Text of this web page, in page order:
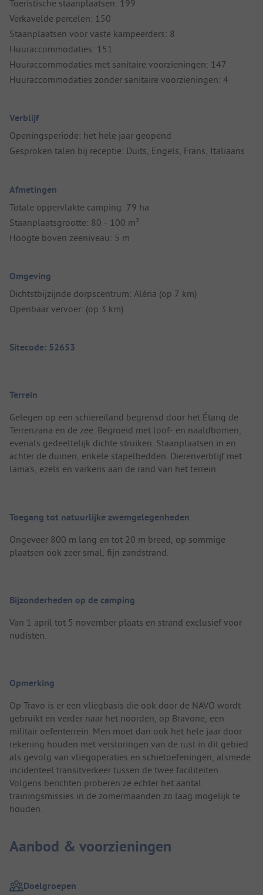
Toeristische staanplaatsen: 199
Verkavelde percelen: 150
Staanplaatsen voor vaste kampeerders: 8
Huuraccommodaties: 151
Huuraccommodaties met sanitaire voorzieningen: 147
Huuraccommodaties zonder sanitaire voorzieningen: 4
Verblijf
Openingsperiode: het hele jaar geopend
Gesproken talen bij receptie: Duits, Engels, Frans, Italiaans
Afmetingen
Totale oppervlakte camping: 79 ha
Staanplaatsgrootte: 80 - 100 m²
Hoogte boven zeeniveau: 5 m
Omgeving
Dichtstbijzijnde dorpscentrum: Aléria (op 7 km)
Openbaar vervoer: (op 3 km)
Sitecode: 52653
Terrein
Gelegen op een schiereiland begrensd door het Étang de
Terrenzana en de zee. Begroeid met loof- en naaldbomen,
evenals gedeeltelijk dichte struiken. Staanplaatsen in en
achter de duinen, enkele stapelbedden. Dierenverblijf met
lama's, ezels en varkens aan de rand van het terrein.
Toegang tot natuurlijke zwemgelegenheden
Ongeveer 800 m lang en tot 20 m breed, op sommige
plaatsen ook zeer smal, fijn zandstrand.
Bijzonderheden op de camping
Van 1 april tot 5 november plaats en strand exclusief voor
nudisten.
Opmerking
Op Travo is er een vliegbasis die ook door de NAVO wordt
gebruikt en verder naar het noorden, op Bravone, een
militair oefenterrein. Men moet dan ook het hele jaar door
rekening houden met verstoringen van de rust in dit gebied
als gevolg van vliegoperaties en schietoefeningen, alsmede
incidenteel transitverkeer tussen de twee faciliteiten.
Volgens berichten proberen ze echter het aantal
trainingsmissies in de zomermaanden zo laag mogelijk te
houden.
Aanbod & voorzieningen
Doelgroepen